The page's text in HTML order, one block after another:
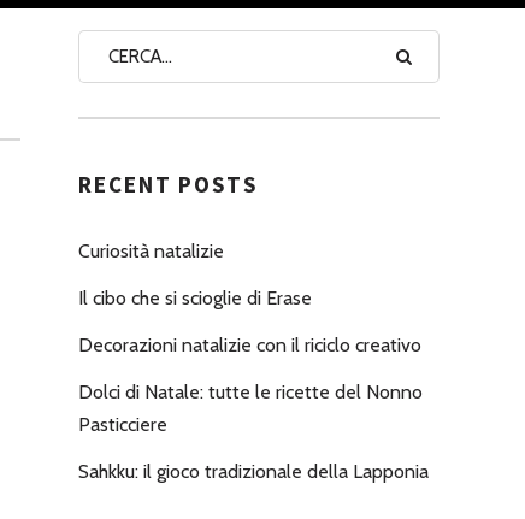
RECENT POSTS
Curiosità natalizie
Il cibo che si scioglie di Erase
Decorazioni natalizie con il riciclo creativo
Dolci di Natale: tutte le ricette del Nonno
Pasticciere
Sahkku: il gioco tradizionale della Lapponia